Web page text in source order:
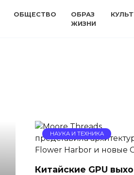
ОБЩЕСТВО
ОБРАЗ
ЖИЗНИ
НАУКА И ТЕХНИКА
Китайские GPU